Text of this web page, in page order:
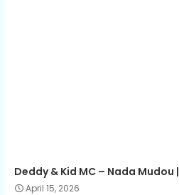
Deddy & Kid MC – Nada Mudou |
April 15, 2026